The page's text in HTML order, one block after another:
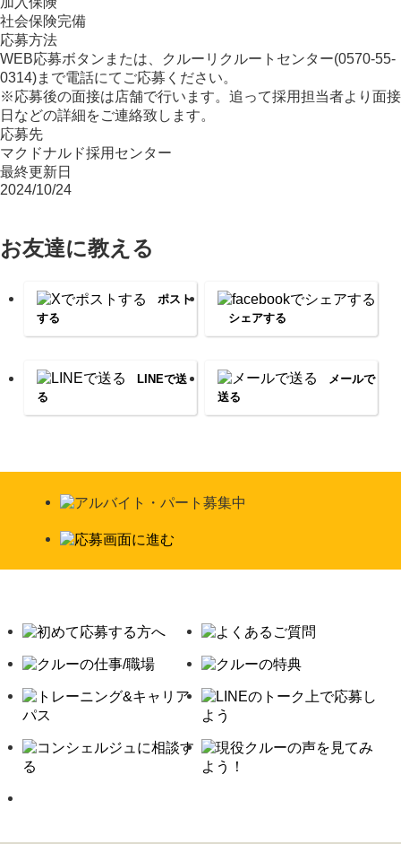
社会保険完備
応募方法
WEB応募ボタンまたは、クルーリクルートセンター(0570-55-
0314)まで電話にてご応募ください。
※応募後の面接は店舗で行います。追って採用担当者より面接
日などの詳細をご連絡致します。
応募先
マクドナルド採用センター
最終更新日
2024/10/24
お友達に教える
ポスト
する
シェアする
LINEで送
る
メールで
送る